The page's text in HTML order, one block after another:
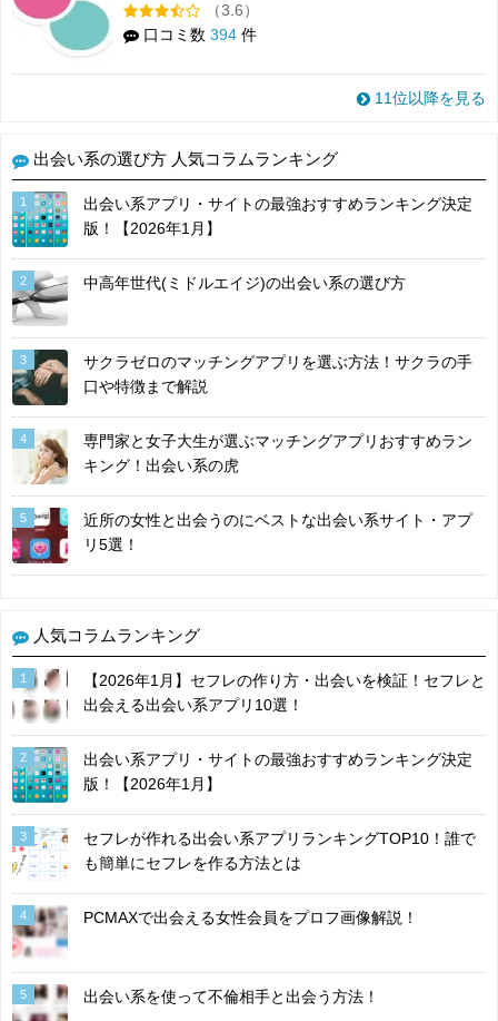
（3.6）
口コミ数 394 件
11位以降を見る
出会い系の選び方 人気コラムランキング
1
出会い系アプリ・サイトの最強おすすめランキング決定
版！【2026年1月】
2 中高年世代(ミドルエイジ)の出会い系の選び方
3
サクラゼロのマッチングアプリを選ぶ方法！サクラの手
口や特徴まで解説
4
専門家と女子大生が選ぶマッチングアプリおすすめラン
キング！出会い系の虎
5
近所の女性と出会うのにベストな出会い系サイト・アプ
リ5選！
人気コラムランキング
1
【2026年1月】セフレの作り方・出会いを検証！セフレと
出会える出会い系アプリ10選！
2
出会い系アプリ・サイトの最強おすすめランキング決定
版！【2026年1月】
3
セフレが作れる出会い系アプリランキングTOP10！誰で
も簡単にセフレを作る方法とは
4 PCMAXで出会える女性会員をプロフ画像解説！
5 出会い系を使って不倫相手と出会う方法！